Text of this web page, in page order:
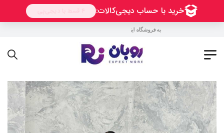
به فروشگاه اینترنتی روبان خوش آمدید !